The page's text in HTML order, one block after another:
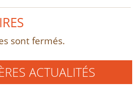
sont fermés.
ACTUALITÉS